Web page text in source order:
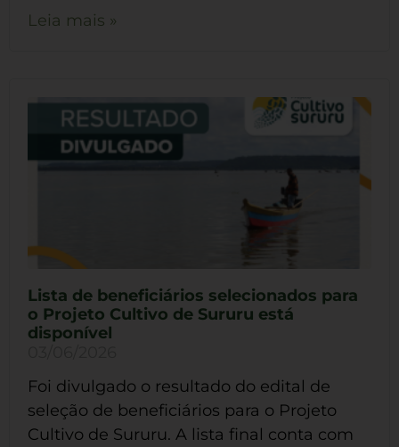
Leia mais »
Lista de beneficiários selecionados para
o Projeto Cultivo de Sururu está
disponível
Foi divulgado o resultado do edital de
seleção de beneficiários para o Projeto
Cultivo de Sururu. A lista final conta com